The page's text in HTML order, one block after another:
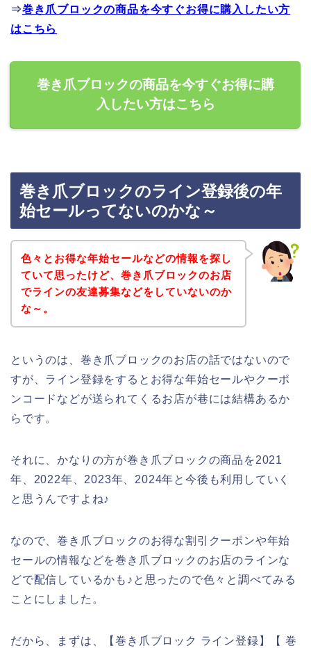
⇒巻き爪ブロックの商品を今すぐお得に購入したい方
はこちら
巻き爪ブロックの商品を今すぐお得に購
入したい方はこちら
巻き爪ブロックのライン登録後の年
始セールってないのかな～
色々とお得な年始セールなどの情報を探し
ていて思ったけど、巻き爪ブロックのお店
でラインの友達募集などをしていないのか
な～。
というのは、巻き爪ブロックのお店の話ではないので
すが、ライン登録をするとお得な年始セールやクーポ
ンコードなどが送られてくるお店が巷には結構あるか
らです。
それに、かなりの方が巻き爪ブロックの商品を2021
年、2022年、2023年、2024年と今後も利用していく
と思うんですよね♪
なので、巻き爪ブロックのお得な割引クーポンや年始
セールの情報などを巻き爪ブロックのお店のラインな
どで配信しているかも♪と思ったので色々と調べてみる
ことにしました。
だから、まずは、【巻き爪ブロック ライン登録】【 巻